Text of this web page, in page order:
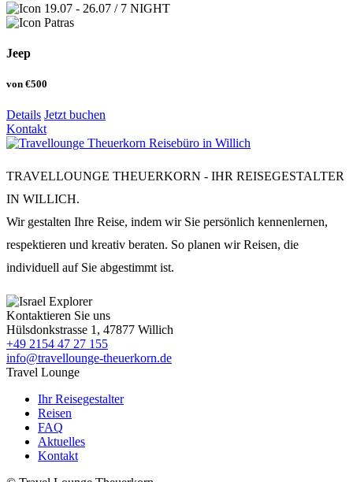
19.07 - 26.07 / 7 NIGHT
Patras
Jeep
von €500
Details Jetzt buchen
Kontakt
TRAVELLOUNGE THEUERKORN - IHR REISEGESTALTER
IN WILLICH.
Wir gestalten Ihre Reise, indem wir Sie persönlich kennenlernen,
respektieren und kreativ beraten. So planen wir Reisen, die
individuell auf Sie abgestimmt ist.
Kontaktieren Sie uns
Hülsdonkstrasse 1, 47877 Willich
+49 2154 47 27 155
info@travellounge-theuerkorn.de
Travel Lounge
Ihr Reisegestalter
Reisen
FAQ
Aktuelles
Kontakt